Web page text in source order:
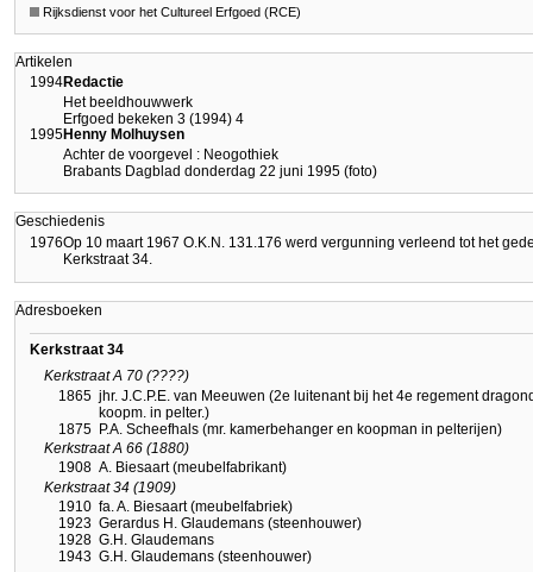
Rijksdienst voor het Cultureel Erfgoed (RCE)
Artikelen
1994Redactie
Het beeldhouwwerk
Erfgoed bekeken 3 (1994) 4
1995Henny Molhuysen
Achter de voorgevel : Neogothiek
Brabants Dagblad donderdag 22 juni 1995 (foto)
Geschiedenis
1976Op 10 maart 1967 O.K.N. 131.176 werd vergunning verleend tot het
Kerkstraat 34.
Adresboeken
Kerkstraat 34
Kerkstraat A 70 (????)
1865 jhr. J.C.P.E. van Meeuwen (2e luitenant bij het 4e regement
koopm. in pelter.)
1875 P.A. Scheefhals (mr. kamerbehanger en koopman in pelterijen)
Kerkstraat A 66 (1880)
1908 A. Biesaart (meubelfabrikant)
Kerkstraat 34 (1909)
1910 fa. A. Biesaart (meubelfabriek)
1923 Gerardus H. Glaudemans (steenhouwer)
1928 G.H. Glaudemans
1943 G.H. Glaudemans (steenhouwer)